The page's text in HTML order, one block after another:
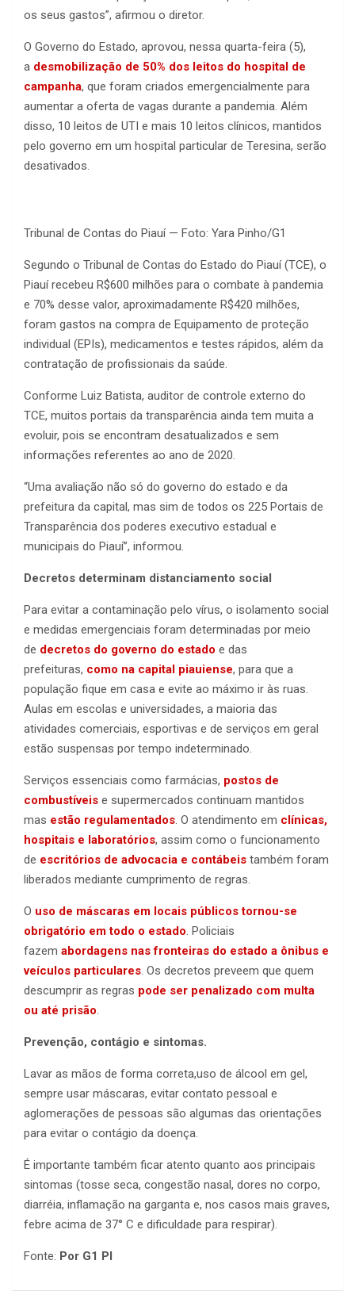
os seus gastos”, afirmou o diretor.
O Governo do Estado, aprovou, nessa quarta-feira (5),
a desmobilização de 50% dos leitos do hospital de
campanha, que foram criados emergencialmente para
aumentar a oferta de vagas durante a pandemia. Além
disso, 10 leitos de UTI e mais 10 leitos clínicos, mantidos
pelo governo em um hospital particular de Teresina, serão
desativados.
Tribunal de Contas do Piauí — Foto: Yara Pinho/G1
Segundo o Tribunal de Contas do Estado do Piauí (TCE), o
Piauí recebeu R$600 milhões para o combate à pandemia
e 70% desse valor, aproximadamente R$420 milhões,
foram gastos na compra de Equipamento de proteção
individual (EPIs), medicamentos e testes rápidos, além da
contratação de profissionais da saúde.
Conforme Luiz Batista, auditor de controle externo do
TCE, muitos portais da transparência ainda tem muita a
evoluir, pois se encontram desatualizados e sem
informações referentes ao ano de 2020.
“Uma avaliação não só do governo do estado e da
prefeitura da capital, mas sim de todos os 225 Portais de
Transparência dos poderes executivo estadual e
municipais do Piauí”, informou.
Decretos determinam distanciamento social
Para evitar a contaminação pelo vírus, o isolamento social
e medidas emergenciais foram determinadas por meio
de decretos do governo do estado e das
prefeituras, como na capital piauiense, para que a
população fique em casa e evite ao máximo ir às ruas.
Aulas em escolas e universidades, a maioria das
atividades comerciais, esportivas e de serviços em geral
estão suspensas por tempo indeterminado.
Serviços essenciais como farmácias, postos de
combustíveis e supermercados continuam mantidos
mas estão regulamentados. O atendimento em clínicas,
hospitais e laboratórios, assim como o funcionamento
de escritórios de advocacia e contábeis também foram
liberados mediante cumprimento de regras.
O uso de máscaras em locais públicos tornou-se
obrigatório em todo o estado. Policiais
fazem abordagens nas fronteiras do estado a ônibus e
veículos particulares. Os decretos preveem que quem
descumprir as regras pode ser penalizado com multa
ou até prisão.
Prevenção, contágio e sintomas.
Lavar as mãos de forma correta,uso de álcool em gel,
sempre usar máscaras, evitar contato pessoal e
aglomerações de pessoas são algumas das orientações
para evitar o contágio da doença.
É importante também ficar atento quanto aos principais
sintomas (tosse seca, congestão nasal, dores no corpo,
diarréia, inflamação na garganta e, nos casos mais graves,
febre acima de 37° C e dificuldade para respirar).
Fonte: Por G1 PI